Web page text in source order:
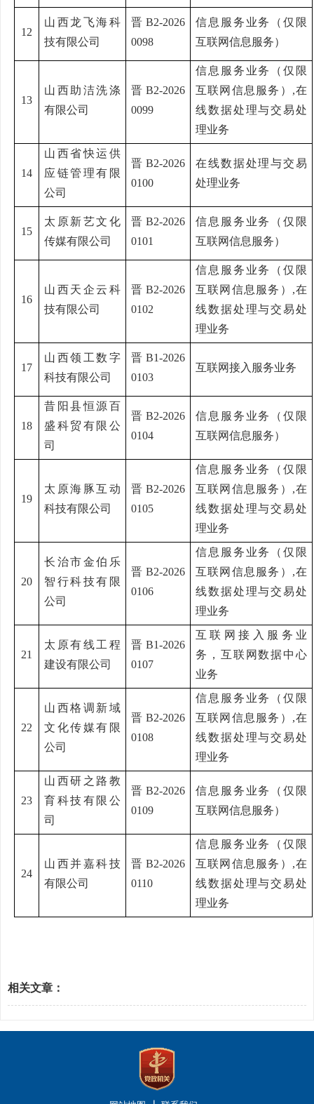
12
山西龙飞海科
技有限公司
晋 B2-2026
0098
信息服务业务（仅限
互联网信息服务）
13
山西助洁洗涤
有限公司
晋 B2-2026
0099
信息服务业务（仅限
互联网信息服务） ,在
线数据处理与交易处
理业务
14
山西省快运供
应链管理有限
公司
晋 B2-2026
0100
在线数据处理与交易
处理业务
15
太原新艺文化
传媒有限公司
晋 B2-2026
0101
信息服务业务（仅限
互联网信息服务）
16
山西天企云科
技有限公司
晋 B2-2026
0102
信息服务业务（仅限
互联网信息服务） ,在
线数据处理与交易处
理业务
17
山西领工数字
科技有限公司
晋 B1-2026
0103
互联网接入服务业务
18
昔阳县恒源百
盛科贸有限公
司
晋 B2-2026
0104
信息服务业务（仅限
互联网信息服务）
19
太原海豚互动
科技有限公司
晋 B2-2026
0105
信息服务业务（仅限
互联网信息服务） ,在
线数据处理与交易处
理业务
20
长治市金伯乐
智行科技有限
公司
晋 B2-2026
0106
信息服务业务（仅限
互联网信息服务） ,在
线数据处理与交易处
理业务
21
太原有线工程
建设有限公司
晋 B1-2026
0107
互联网接入服务业
务，互联网数据中心
业务
22
山西格调新域
文化传媒有限
公司
晋 B2-2026
0108
信息服务业务（仅限
互联网信息服务） ,在
线数据处理与交易处
理业务
23
山西研之路教
育科技有限公
司
晋 B2-2026
0109
信息服务业务（仅限
互联网信息服务）
24
山西并嘉科技
有限公司
晋 B2-2026
0110
信息服务业务（仅限
互联网信息服务） ,在
线数据处理与交易处
理业务
相关文章：